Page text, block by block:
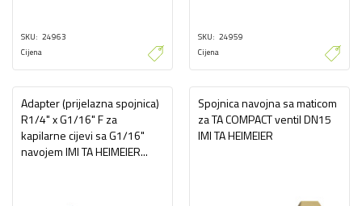
SKU 24963
Cijena
SKU 24959
Cijena
Adapter (prijelazna spojnica)
R1/4" x G1/16" F za
kapilarne cijevi sa G1/16"
navojem IMI TA HEIMEIER...
Spojnica navojna sa maticom
za TA COMPACT ventil DN15
IMI TA HEIMEIER